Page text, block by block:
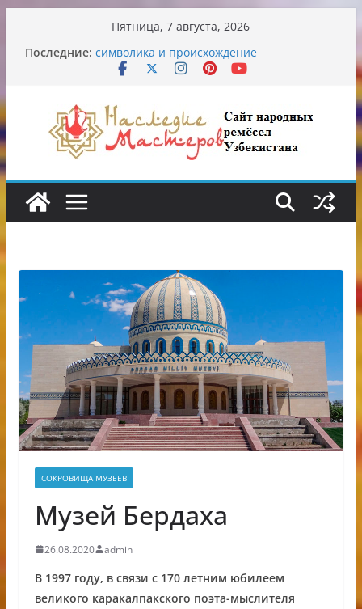
содержимому
Пятница, 7 августа, 2026
Последние: Узбекские традиционные узоры:
символика и происхождение
Опасная диета Алины Загитовой
От знахарей до университетских клиник
Обрушение на одном из ключевых
перекрёстков Ташкента: перекрыт
путепровод на Буюк Ипак Йули
СОКРОВИЩА МУЗЕЕВ
Музей Бердаха
26.08.2020 admin
В 1997 году, в связи с 170 летним юбилеем
великого каракалпакского поэта-мыслителя